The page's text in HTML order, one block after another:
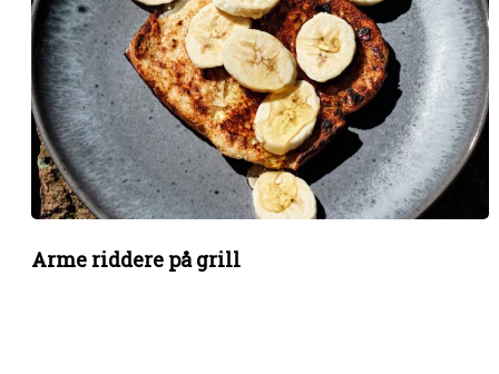
Arme riddere på grill